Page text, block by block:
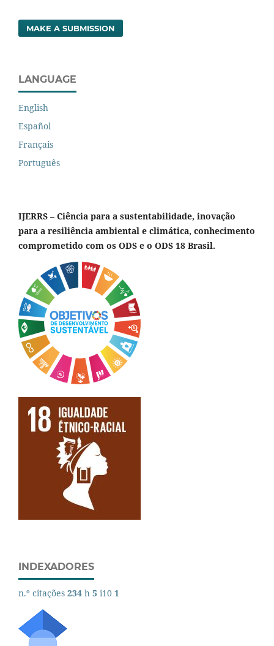
MAKE A SUBMISSION
LANGUAGE
English
Español
Français
Português
IJERRS – Ciência para a sustentabilidade, inovação
para a resiliência ambiental e climática, conhecimento
comprometido com os ODS e o ODS 18 Brasil.
INDEXADORES
n.º citações 234 h 5 i10 1